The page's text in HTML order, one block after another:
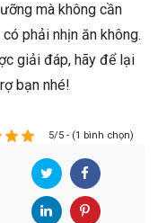
mà không cần
phải nhịn ăn không.
giải đáp, hãy để lại
bạn nhé!
5/5 - (1 bình chọn)